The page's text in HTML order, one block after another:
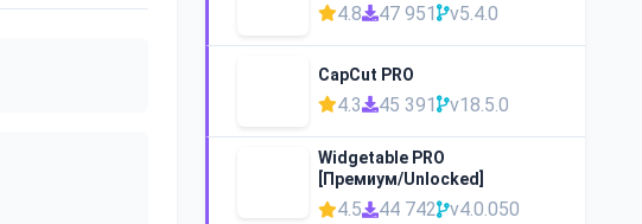
4.8 47 951 v5.4.0
CapCut PRO
4.3 45 391 v18.5.0
Widgetable PRO
[Премиум/Unlocked]
4.5 44 742 v4.0.050